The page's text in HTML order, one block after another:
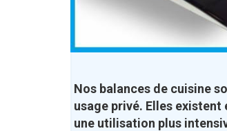
Nos balances de cuisine
usage privé. Elles
une utilisation plus